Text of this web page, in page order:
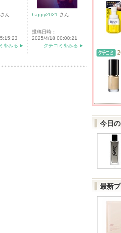
さん
をみる
happy2021 さん
投稿日時：
2025/4/18 00:00:21
クチコミをみる
今日
最新